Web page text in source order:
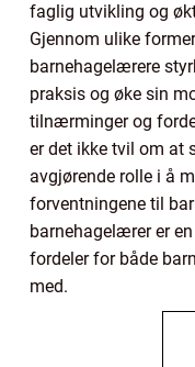
faglig utvikling og
Gjennom ulike
barnehagelærere
praksis og øke sin
tilnærminger og
er det ikke tvil om at
avgjørende rolle i å
forventningene til
barnehagelærer er
fordeler for både
med.